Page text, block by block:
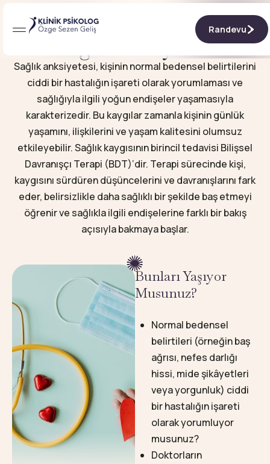
Randevu
Randevu
Sağlık Anksiyetesi
Sağlık anksiyetesi, kişinin normal bedensel belirtilerini
ciddi bir hastalığın işareti olarak yorumlaması ve
sağlığıyla ilgili yoğun endişeler yaşamasıyla
karakterizedir.​ Bu kaygılar zamanla kişinin günlük
yaşamını, ilişkilerini ve yaşam kalitesini olumsuz
etkileyebilir. Sağlık kaygısının birincil tedavisi Bilişsel
Davranışçı Terapi (BDT)‘dir. Terapi sürecinde kişi,
kaygısını sürdüren düşüncelerini ve davranışlarını fark
eder, belirsizlikle daha sağlıklı bir şekilde baş etmeyi
öğrenir ve sağlıkla ilgili endişelerine farklı bir bakış
açısıyla bakmaya başlar.
Bunları Yaşıyor
Musunuz? ​
Normal bedensel
belirtileri (örneğin baş
ağrısı, nefes darlığı
hissi, mide şikâyetleri
veya yorgunluk) ciddi
bir hastalığın işareti
olarak yorumluyor
musunuz?
Doktorların